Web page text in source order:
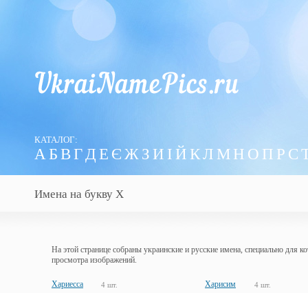
КАТАЛОГ:
АБ ВГД Е Є Ж З И І Й КЛ М Н О П Р С
Имена на букву Х
На этой странице собраны украинские и русские имена, специально
просмотра изображений.
Хариесса 4 шт. Харисим 4 шт.